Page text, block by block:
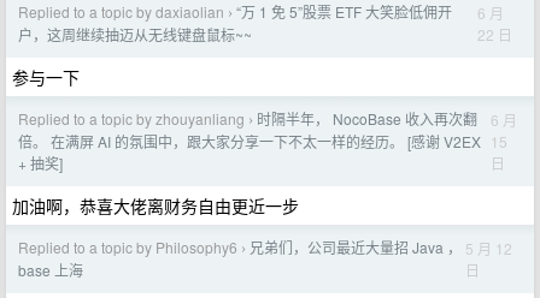
Replied to a topic by daxiaolian › “万 1 免 5”股票 ETF 大笑脸低佣开
户，这周继续抽迈从无线键盘鼠标~~
6 月
22 日
参与一下
Replied to a topic by zhouyanliang › 时隔半年， NocoBase 收入再次翻
倍。 在满屏 AI 的氛围中，跟大家分享一下不太一样的经历。 [感谢 V2EX
+ 抽奖]
6 月
15
日
加油啊，恭喜大佬离财务自由更近一步
Replied to a topic by Philosophy6 › 兄弟们，公司最近大量招 Java ，
base 上海
5 月 12
日